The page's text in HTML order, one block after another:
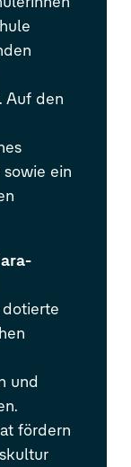
Auf den
ein
und
fördern